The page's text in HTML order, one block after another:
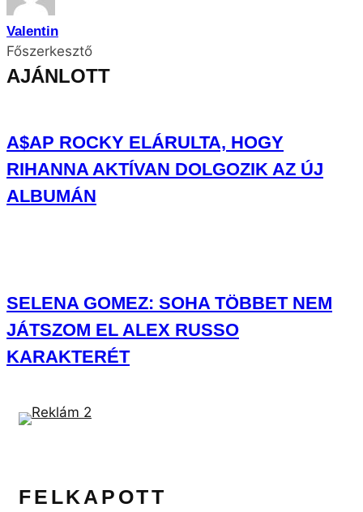
Valentin
Főszerkesztő
AJÁNLOTT
A$AP ROCKY ELÁRULTA, HOGY
RIHANNA AKTÍVAN DOLGOZIK AZ ÚJ
ALBUMÁN
SELENA GOMEZ: SOHA TÖBBET NEM
JÁTSZOM EL ALEX RUSSO
KARAKTERÉT
FELKAPOTT